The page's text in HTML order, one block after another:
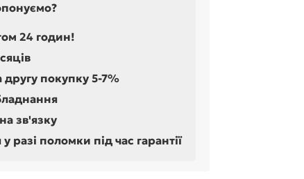
24 годин!
покупку 5-7%
зв'язку
поломки під час гарантії